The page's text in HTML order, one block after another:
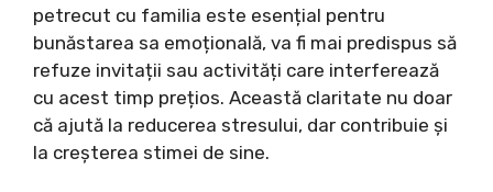
petrecut cu familia este esențial pentru
bunăstarea sa emoțională, va fi mai predispus să
refuze invitații sau activități care interferează
cu acest timp prețios. Această claritate nu doar
că ajută la reducerea stresului, dar contribuie și
la creșterea stimei de sine.